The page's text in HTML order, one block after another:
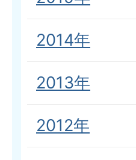
2014年
2013年
2012年